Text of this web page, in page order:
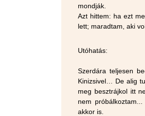
mondják.
Azt hittem: ha ezt
lett; maradtam, aki
Utóhatás:
Szerdára teljesen
Kinizsivel… De alig
meg besztrájkol itt
nem
akkor is.